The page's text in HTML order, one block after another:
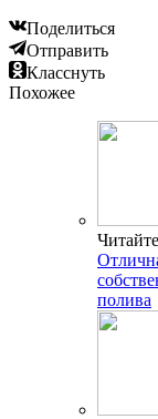
Поделиться
Отправить
Класснуть
Похожее
полива